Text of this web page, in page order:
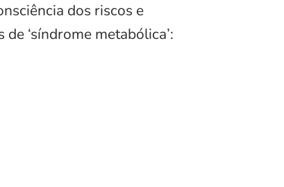
dos riscos e
‘síndrome metabólica’: